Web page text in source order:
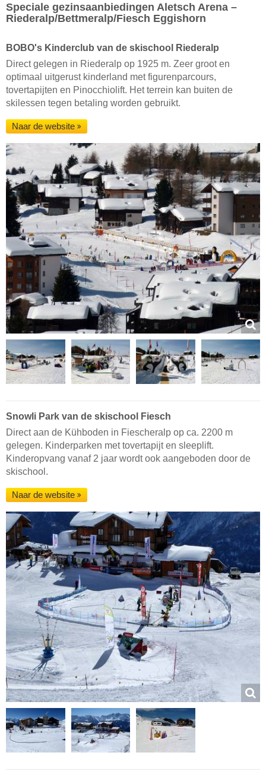
Speciale gezinsaanbiedingen Aletsch Arena –
Riederalp/​Bettmeralp/​Fiesch Eggishorn
BOBO's Kinderclub van de skischool Riederalp
Direct gelegen in Riederalp op 1925 m. Zeer groot en
optimaal uitgerust kinderland met figurenparcours,
tovertapijten en Pinocchiolift. Het terrein kan buiten de
skilessen tegen betaling worden gebruikt.
Naar de website
Snowli Park van de skischool Fiesch
Direct aan de Kühboden in Fiescheralp op ca. 2200 m
gelegen. Kinderparken met tovertapijt en sleeplift.
Kinderopvang vanaf 2 jaar wordt ook aangeboden door de
skischool.
Naar de website